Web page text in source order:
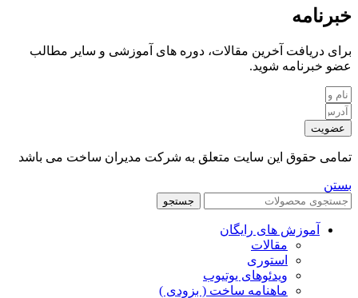
خبرنامه
برای دریافت آخرین مقالات، دوره های آموزشی و سایر مطالب
عضو خبرنامه شوید.
عضویت
تمامی حقوق این سایت متعلق به شرکت مدیران ساخت می باشد
بستن
جستجو
آموزش های رایگان
مقالات
استوری
ویدئوهای یوتیوب
ماهنامه ساخت ( بزودی )